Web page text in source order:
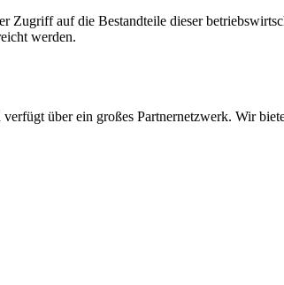
Zugriff auf die Bestandteile dieser
werden.
verfügt über ein großes Partnernetzwerk. Wir